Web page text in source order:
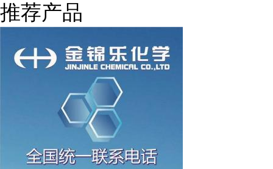
推荐产品